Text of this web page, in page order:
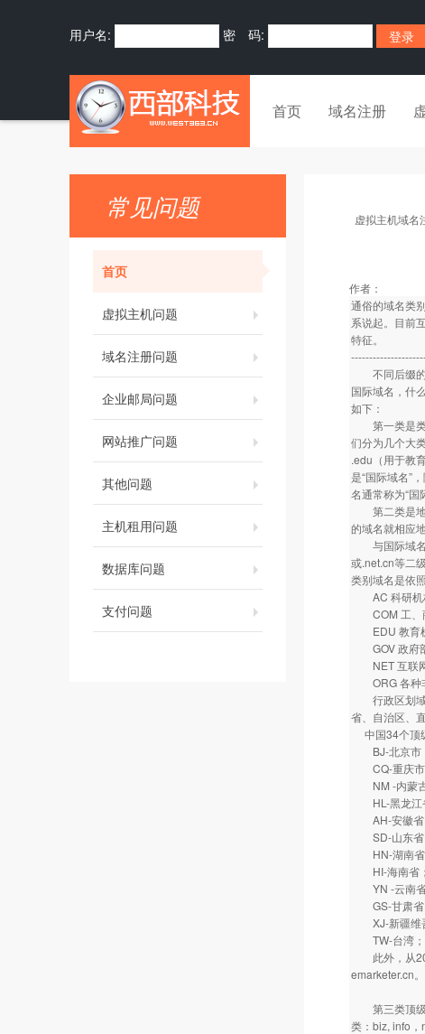
用户名: 密 码:
首页 域名注册
常见问题
首页
虚拟主机问题
域名注册问题
企业邮局问题
网站推广问题
其他问题
主机租用问题
数据库问题
支付问题
虚拟主机域名
作者：
通俗的域名类
系说起。目前
特征。
不同后缀的
国际域名，什
如下：
第一类是类
们分为几个大
.edu（用于教
是“国际域名”
名通常称为“国
第二类是地
的域名就相应地
与国际域名
或.net.cn等二
类别域名是依
AC 科研机
COM 工、
EDU 教育
GOV 政府
NET 互联网
ORG 各种
行政区划域
省、自治区、
中国34个顶
BJ-北
CQ-重
NM -内
HL-黑
AH-安
SD-山
HN-湖
HI-海南
YN -云
GS-甘
XJ-新疆维
TW-台
此外，从
emarketer.cn。
第三类顶级
类：biz, info